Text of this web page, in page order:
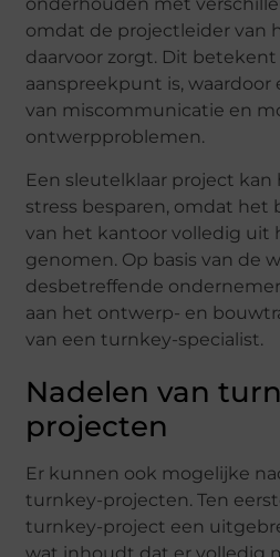
onderhouden met
omdat de projectleider van
daarvoor zorgt. Dit betekent
aanspreekpunt is, waardoor
van miscommunicatie en
ontwerpproblemen.
Een sleutelklaar project kan
stress besparen, omdat het
van het kantoor volledig uit
genomen. Op basis van de
desbetreffende
aan het ontwerp- en
van een turnkey-specialist.
Nadelen van
projecten
Er kunnen ook mogelijke
turnkey-projecten. Ten
turnkey-project een